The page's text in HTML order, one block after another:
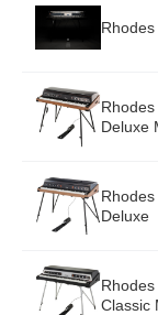
Deluxe
Deluxe
Classic